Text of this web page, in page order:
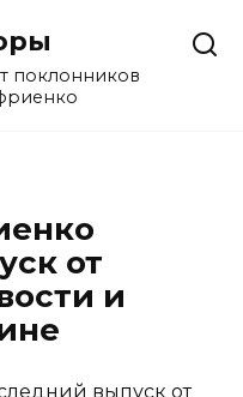
поклонников
от
и